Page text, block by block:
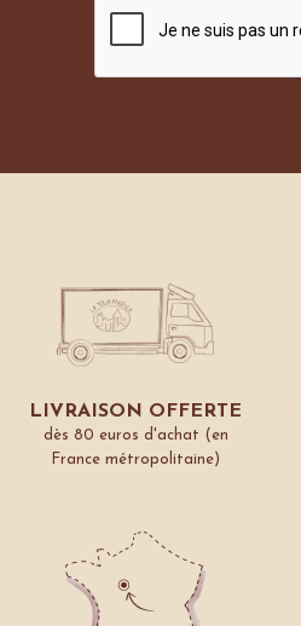
LIVRAISON OFFERTE
dès 80 euros d'achat (en
France métropolitaine)